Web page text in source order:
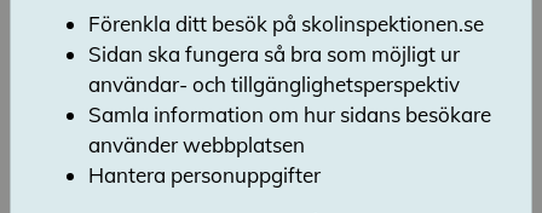
Lyssna
Det ska inte spela någon roll var i landet en
elev går i skola. Samtidigt har landets skolor
vitt skilda förutsättningar för att bedriva
utbildning med hög kvalitet. Skolor som har
mer utmanande förutsättningar behöver göra
stora ansträngningar för att väga upp för
dessa, annars riskerar elever på olika platser i
Förenkla ditt besök på skolinspektionen.se
Sidan ska fungera så bra som möjligt ur
användar- och tillgänglighetsperspektiv
Samla information om hur sidans besökare
använder webbplatsen
Hantera personuppgifter